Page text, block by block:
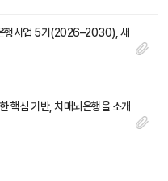
행사업 5기(2026–2030), 새
핵심 기반, 치매뇌은행을 소개